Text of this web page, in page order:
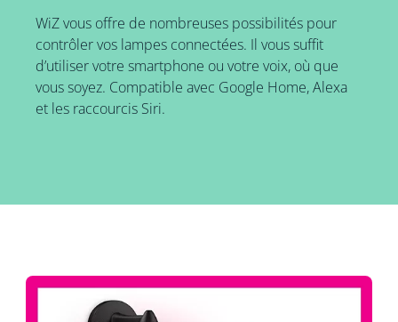
WiZ vous offre de nombreuses possibilités pour
contrôler vos lampes connectées. Il vous suffit
d’utiliser votre smartphone ou votre voix, où que
vous soyez. Compatible avec Google Home, Alexa
et les raccourcis Siri.